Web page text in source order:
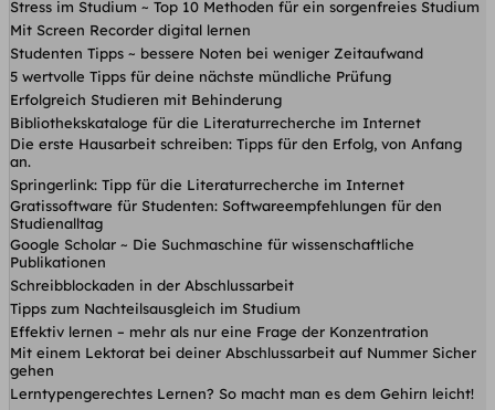
Stress im Studium ~ Top 10 Methoden für ein sorgenfreies Studium
Mit Screen Recorder digital lernen
Studenten Tipps ~ bessere Noten bei weniger Zeitaufwand
5 wertvolle Tipps für deine nächste mündliche Prüfung
Erfolgreich Studieren mit Behinderung
Bibliothekskataloge für die Literaturrecherche im Internet
Die erste Hausarbeit schreiben: Tipps für den Erfolg, von Anfang
an.
Springerlink: Tipp für die Literaturrecherche im Internet
Gratissoftware für Studenten: Softwareempfehlungen für den
Studienalltag
Google Scholar ~ Die Suchmaschine für wissenschaftliche
Publikationen
Schreibblockaden in der Abschlussarbeit
Tipps zum Nachteilsausgleich im Studium
Effektiv lernen – mehr als nur eine Frage der Konzentration
Mit einem Lektorat bei deiner Abschlussarbeit auf Nummer Sicher
gehen
Lerntypengerechtes Lernen? So macht man es dem Gehirn leicht!